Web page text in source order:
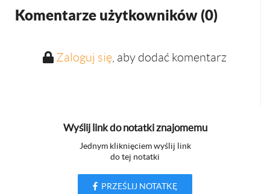
Komentarze użytkowników (0)
Zaloguj się, aby dodać komentarz
Wyślij link do notatki znajomemu
Jednym kliknięciem wyślij link
do tej notatki
PRZEŚLIJ NOTATKĘ